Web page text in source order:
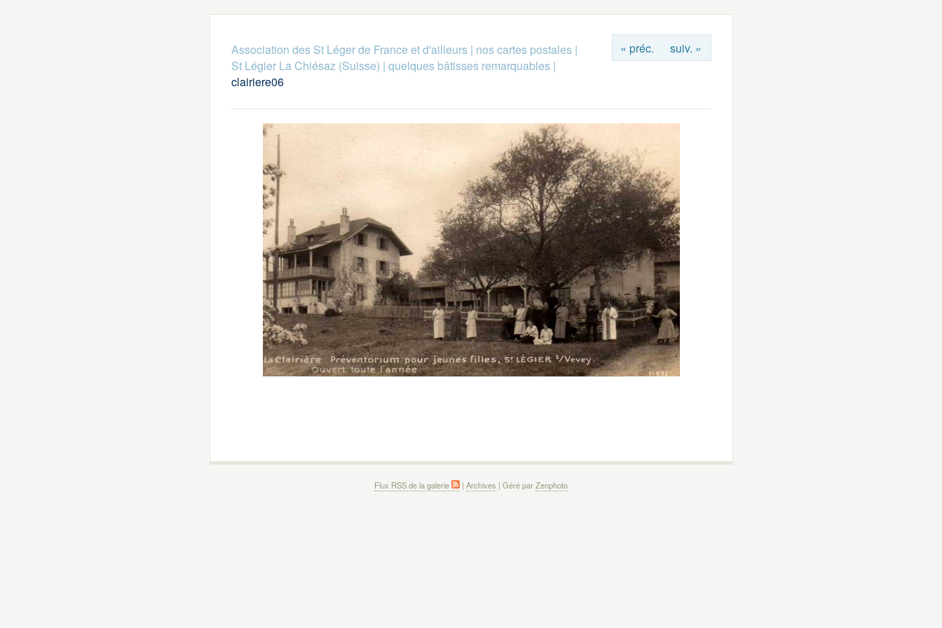
« préc. suiv. »
Association des St Léger de France et d'ailleurs| nos cartes postales|
St Légier La Chiésaz (Suisse) | quelques bâtisses remarquables|
clairiere06
Flux RSS de la galerie | Archives | Géré parZenphoto